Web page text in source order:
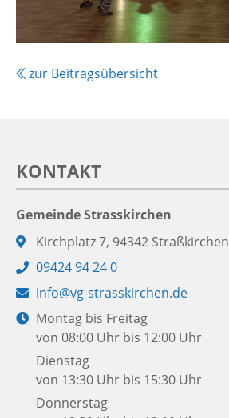
zur Beitragsübersicht
KONTAKT
Gemeinde Strasskirchen
Adresse:
Kirchplatz 7, 94342 Straßkirchen
Telefon:
09424 94 24 0
E-
Mail:
info@vg-strasskirchen.de
Öffnungszeiten:
Montag bis Freitag
von 08:00 Uhr bis 12:00 Uhr
Dienstag
von 13:30 Uhr bis 15:30 Uhr
Donnerstag